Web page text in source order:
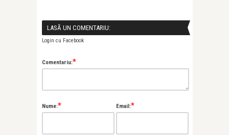
LASĂ UN COMENTARIU:
Login cu Facebook
Comentariu:*
Nume:* Email:*